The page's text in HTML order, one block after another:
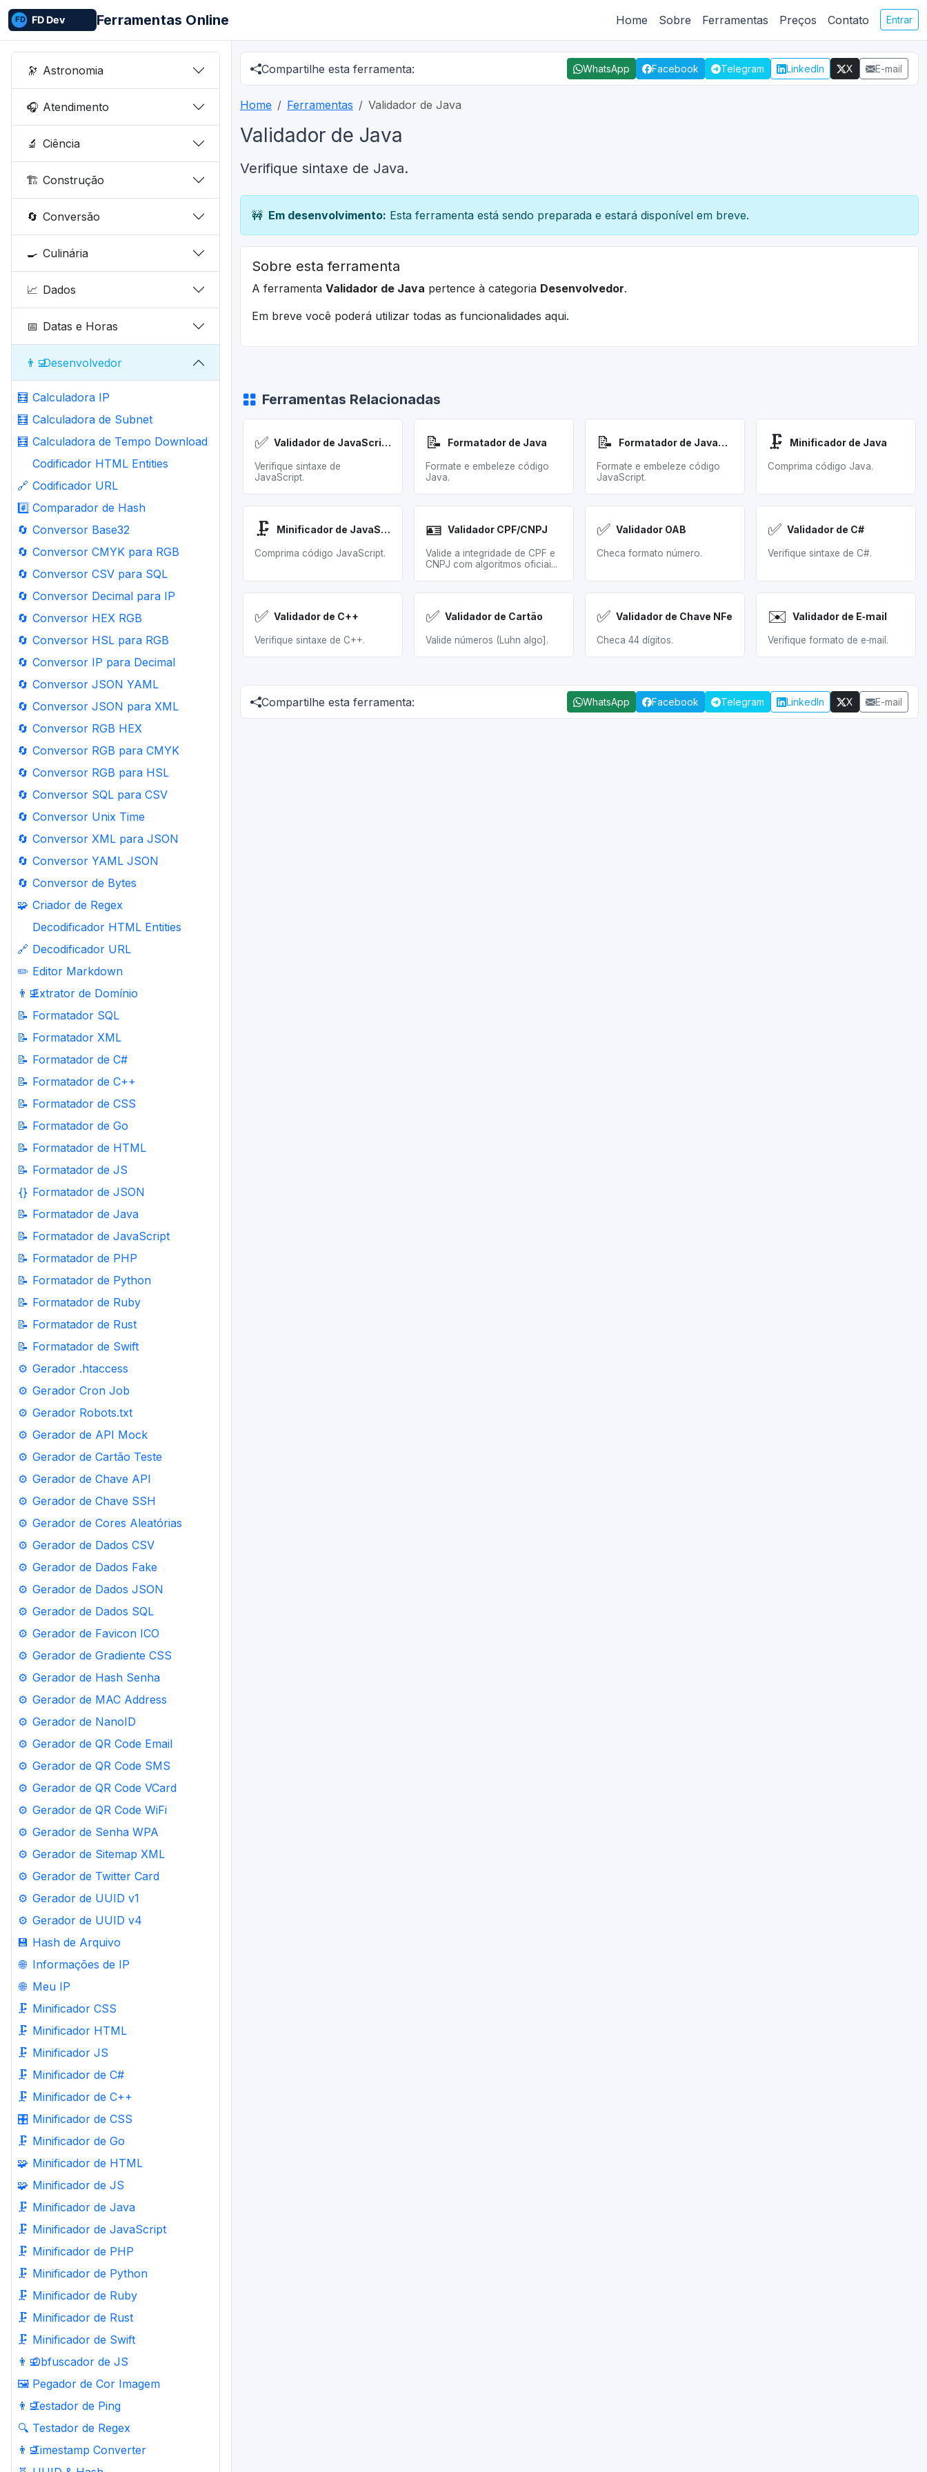
Ferramentas Online Home Sobre Ferramentas Preços Contato Entrar
🔭 Astronomia
🎧 Atendimento
🔬 Ciência
🏗️ Construção
🔄 Conversão
🍳 Culinária
📈 Dados
📅 Datas e Horas
👨‍💻Desenvolvedor
🧮 Calculadora IP
🧮 Calculadora de Subnet
🧮 Calculadora de Tempo Download
Codificador HTML Entities
🔗 Codificador URL
#️⃣ Comparador de Hash
🔄 Conversor Base32
🔄 Conversor CMYK para RGB
🔄 Conversor CSV para SQL
🔄 Conversor Decimal para IP
🔄 Conversor HEX RGB
🔄 Conversor HSL para RGB
🔄 Conversor IP para Decimal
🔄 Conversor JSON YAML
🔄 Conversor JSON para XML
🔄 Conversor RGB HEX
🔄 Conversor RGB para CMYK
🔄 Conversor RGB para HSL
🔄 Conversor SQL para CSV
🔄 Conversor Unix Time
🔄 Conversor XML para JSON
🔄 Conversor YAML JSON
🔄 Conversor de Bytes
🧩 Criador de Regex
Decodificador HTML Entities
🔗 Decodificador URL
✏️ Editor Markdown
👨‍💻Extrator de Domínio
📝 Formatador SQL
📝 Formatador XML
📝 Formatador de C#
📝 Formatador de C++
📝 Formatador de CSS
📝 Formatador de Go
📝 Formatador de HTML
📝 Formatador de JS
{} Formatador de JSON
📝 Formatador de Java
📝 Formatador de JavaScript
📝 Formatador de PHP
📝 Formatador de Python
📝 Formatador de Ruby
📝 Formatador de Rust
📝 Formatador de Swift
⚙️ Gerador .htaccess
⚙️ Gerador Cron Job
⚙️ Gerador Robots.txt
⚙️ Gerador de API Mock
⚙️ Gerador de Cartão Teste
⚙️ Gerador de Chave API
⚙️ Gerador de Chave SSH
⚙️ Gerador de Cores Aleatórias
⚙️ Gerador de Dados CSV
⚙️ Gerador de Dados Fake
⚙️ Gerador de Dados JSON
⚙️ Gerador de Dados SQL
⚙️ Gerador de Favicon ICO
⚙️ Gerador de Gradiente CSS
⚙️ Gerador de Hash Senha
⚙️ Gerador de MAC Address
⚙️ Gerador de NanoID
⚙️ Gerador de QR Code Email
⚙️ Gerador de QR Code SMS
⚙️ Gerador de QR Code VCard
⚙️ Gerador de QR Code WiFi
⚙️ Gerador de Senha WPA
⚙️ Gerador de Sitemap XML
⚙️ Gerador de Twitter Card
⚙️ Gerador de UUID v1
⚙️ Gerador de UUID v4
💾 Hash de Arquivo
🌐 Informações de IP
🌐 Meu IP
🗜️ Minificador CSS
🗜️ Minificador HTML
🗜️ Minificador JS
🗜️ Minificador de C#
🗜️ Minificador de C++
🎛️ Minificador de CSS
🗜️ Minificador de Go
🧩 Minificador de HTML
🧩 Minificador de JS
🗜️ Minificador de Java
🗜️ Minificador de JavaScript
🗜️ Minificador de PHP
🗜️ Minificador de Python
🗜️ Minificador de Ruby
🗜️ Minificador de Rust
🗜️ Minificador de Swift
👨‍💻Obfuscador de JS
🖼️ Pegador de Cor Imagem
👨‍💻Testador de Ping
🔍 Testador de Regex
👨‍💻Timestamp Converter
Compartilhe esta ferramenta: WhatsApp Facebook Telegram LinkedIn X E-mail
Home Ferramentas Validador de Java
Validador de Java
Verifique sintaxe de Java.
🚧 Em desenvolvimento: Esta ferramenta está sendo preparada e estará disponível em breve.
Sobre esta ferramenta
A ferramenta Validador de Java pertence à categoria Desenvolvedor.
Em breve você poderá utilizar todas as funcionalidades aqui.
Ferramentas Relacionadas
✅ Validador de JavaScript
Verifique sintaxe de
JavaScript.
📝 Formatador de Java
Formate e embeleze código
Java.
📝 Formatador de JavaScript
Formate e embeleze código
JavaScript.
🗜️ Minificador de Java
Comprima código Java.
🗜️ Minificador de JavaScript
Comprima código JavaScript.
🪪 Validador CPF/CNPJ
Valide a integridade de CPF e
CNPJ com algoritmos oficiai...
✅ Validador OAB
Checa formato número.
✅ Validador de C#
Verifique sintaxe de C#.
✅ Validador de C++
Verifique sintaxe de C++.
✅ Validador de Cartão
Valide números (Luhn algo].
✅ Validador de Chave NFe
Checa 44 dígitos.
✉️ Validador de E‑mail
Verifique formato de e‑mail.
Compartilhe esta ferramenta: WhatsApp Facebook Telegram LinkedIn X E-mail